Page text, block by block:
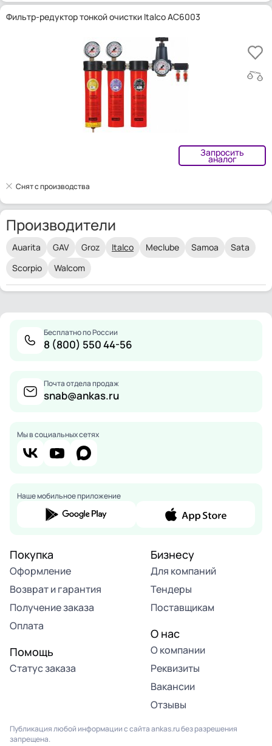
Фильтр-редуктор тонкой очистки Italco AC6003
Запросить
аналог
Снят с производства
Производители
Auarita GAV Groz Italco Meclube Samoa
Sata
Scorpio
Walcom
Бесплатно по России
8 (800) 550 44-56
Почта отдела продаж
snab@ankas.ru
Мы в социальных сетях
Наше мобильное приложение
Покупка
Оформление
Возврат и гарантия
Получение заказа
Оплата
Помощь
Статус заказа
Бизнесу
Для компаний
Тендеры
Поставщикам
О нас
О компании
Реквизиты
Вакансии
Отзывы
Публикация любой информации с сайта ankas.ru без разрешения
запрещена.